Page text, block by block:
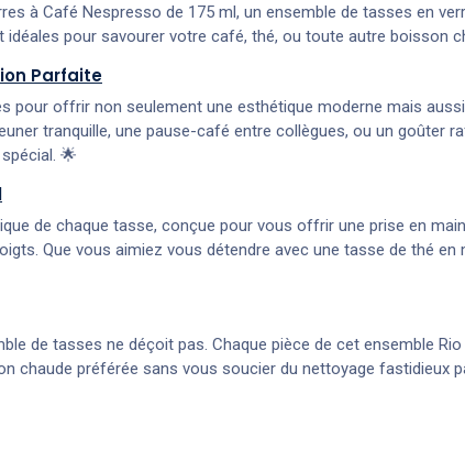
à Café Nespresso de 175 ml, un ensemble de tasses en
pour savourer votre café, thé, ou toute autre boisson
Parfaite
offrir non seulement une esthétique moderne mais
tranquille, une pause-café entre collègues, ou un goûter
🌟
de chaque tasse, conçue pour vous offrir une prise en
Que vous aimiez vous détendre avec une tasse de thé
de tasses ne déçoit pas. Chaque pièce de cet ensemble
chaude préférée sans vous soucier du nettoyage fastidieux